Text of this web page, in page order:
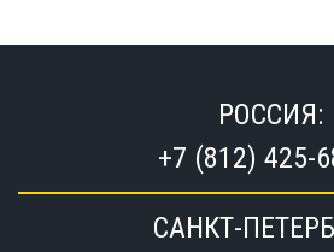
РОССИЯ:
+7 (812) 425-
САНКТ-